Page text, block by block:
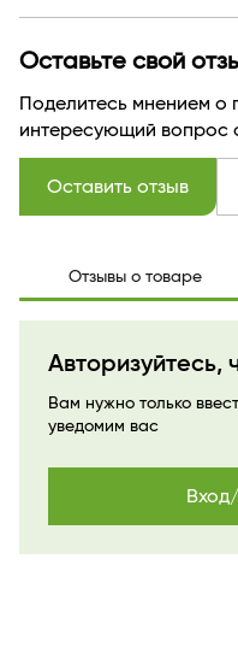
Оставьте свой
Поделитесь мнением о
интересующий вопрос
Оставить отзыв
Отзывы о товаре
Авторизуйтесь,
Вам нужно только
уведомим вас